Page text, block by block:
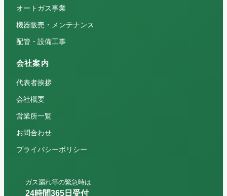
オートガス事業
機器販売・メンテナンス
配管・設備工事
会社案内
代表者挨拶
会社概要
営業所一覧
お問合わせ
プライバシーポリシー
ガス漏れ等の緊急時は
24時間365日受付